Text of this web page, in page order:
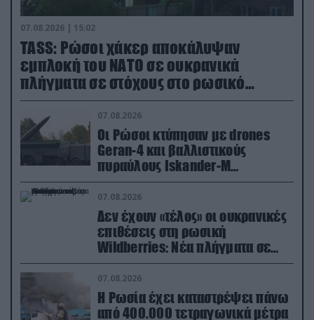
07.08.2026 | 15:02
TASS: Ρώσοι χάκερ αποκάλυψαν
εμπλοκή του ΝΑΤΟ σε ουκρανικά
πλήγματα σε στόχους στο ρωσικό
έδαφος!
07.08.2026
Οι Ρώσοι κτύπησαν με drones
Geran-4 και βαλλιστικούς
πυραύλους Iskander-M
ουκρανικό τρένο με στρατιωτικό
εξοπλισμό
07.08.2026
Δεν έχουν «τέλος» οι ουκρανικές
επιθέσεις στη ρωσική
Wildberries: Νέα πλήγματα σε
εγκαταστάσεις στα Ουράλια
07.08.2026
Η Ρωσία έχει καταστρέψει πάνω
από 400.000 τετραγωνικά μέτρα